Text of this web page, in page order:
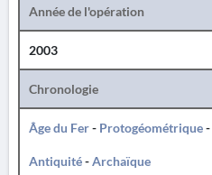
Année de l'opération
2003
Chronologie
Âge du Fer- Protogéométrique-
Antiquité-Archaïque